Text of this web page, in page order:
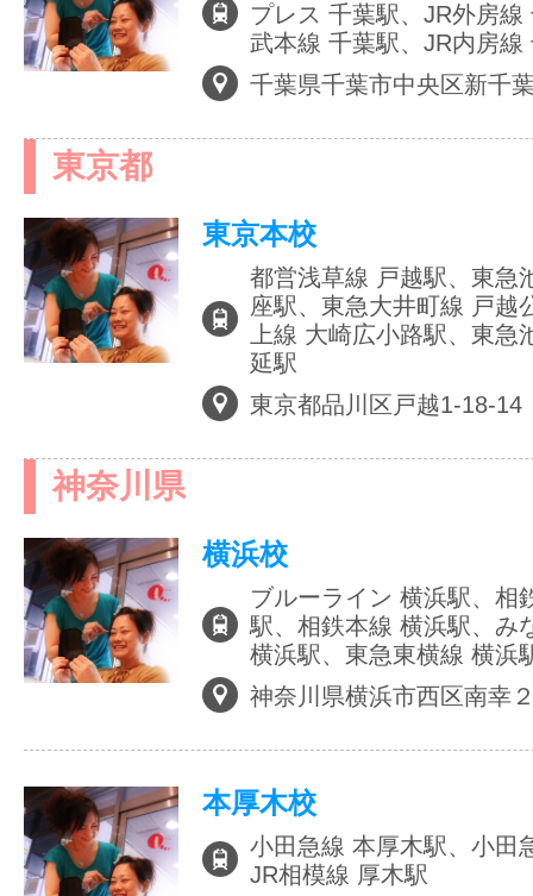
プレス 千葉駅、JR外房線
武本線 千葉駅、JR内房線
千葉県千葉市中央区新千
東京都
東京本校
都営浅草線 戸越駅、東急
座駅、東急大井町線 戸越
上線 大崎広小路駅、東急
延駅
東京都品川区戸越1-18-14
神奈川県
横浜校
ブルーライン 横浜駅、相
駅、相鉄本線 横浜駅、み
横浜駅、東急東横線 横浜
神奈川県横浜市西区南幸
本厚木校
小田急線 本厚木駅、小田
JR相模線 厚木駅